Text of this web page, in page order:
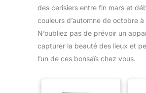
des cerisiers entre fin mars et
couleurs d’automne de octobre
N’oubliez pas de prévoir un
capturer la beauté des lieux et
l’un de ces bonsaïs chez vous.